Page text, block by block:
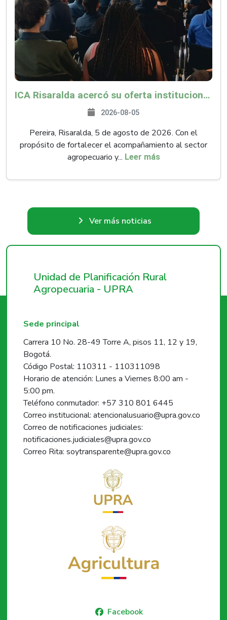
ICA Risaralda acercó su oferta institucional a productores y emprendedores en Expocamello
2026-08-05
Pereira, Risaralda, 5 de agosto de 2026. Con el
propósito de fortalecer el acompañamiento al sector
agropecuario y... Leer más
Ver más noticias
Unidad de Planificación Rural
Agropecuaria - UPRA
Sede principal
Carrera 10 No. 28-49 Torre A, pisos 11, 12 y 19,
Bogotá.
Código Postal: 110311 - 110311098
Horario de atención: Lunes a Viernes 8:00 am -
5:00 pm.
Teléfono conmutador: +57 310 801 6445
Correo institucional: atencionalusuario@upra.gov.co
Correo de notificaciones judiciales:
notificaciones.judiciales@upra.gov.co
Correo Rita: soytransparente@upra.gov.co
Facebook